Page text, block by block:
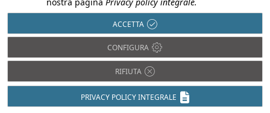
Barriere
BIM
Impiantistica
Isolamento acustico
Luce in Architettura
Prevenzione
incendi
Restauro e
Ristrutturazioni
Bioedilizia
ACCETTA
CONFIGURA
RIFIUTA
PRIVACY POLICY INTEGRALE